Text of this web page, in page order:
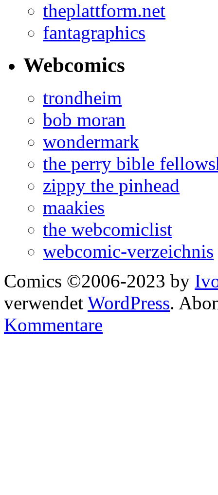
theplattform.net
fantagraphics
Webcomics
trondheim
bob moran
wondermark
the perry bible
zippy the pinhead
maakies
the webcomiclist
webcomic-verzeichnis
Comics ©2006-2023 by
verwendet WordPress.
Kommentare